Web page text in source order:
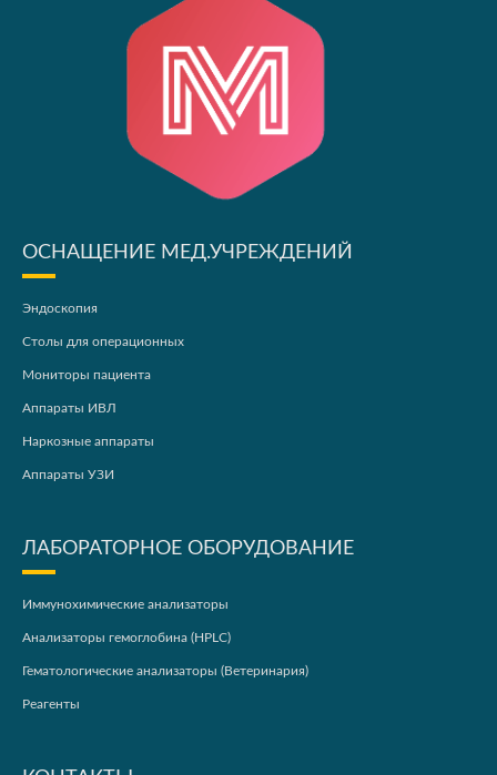
ОСНАЩЕНИЕ МЕД.УЧРЕЖДЕНИЙ
Эндоскопия
Столы для операционных
Мониторы пациента
Аппараты ИВЛ
Наркозные аппараты
Аппараты УЗИ
ЛАБОРАТОРНОЕ ОБОРУДОВАНИЕ
Иммунохимические анализаторы
Анализаторы гемоглобина (HPLC)
Гематологические анализаторы (Ветеринария)
Реагенты